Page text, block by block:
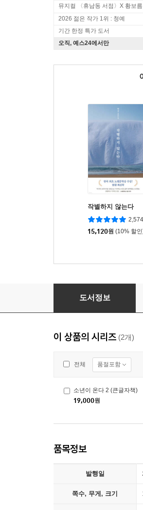
2026 젊은 작가 1위 : 청예
기간 한정 특가 도서
오직, 예스24에서만
작별하지 않는다
15,120원 (10% 할
소년이 온다 2 (큰글자책)
도서정보
이 상품의 시리즈 (2개)
전체 품절포함
소년이 온다 2 (큰글자책)
19,000원
품목정보
발행일
쪽수, 무게, 크기